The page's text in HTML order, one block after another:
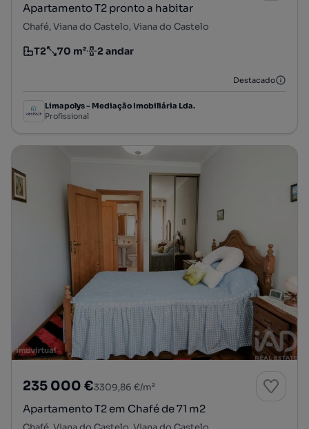
Apartamento T2 pronto a habitar
Chafé, Viana do Castelo, Viana do Castelo
Tipologia
T2
Preço por metro quadrado
70 m²
Andar 2 andar
Destacado
Limapolys - Mediação Imobiliária Lda.
Profissional
235 000 €3309,86 €/m²
Apartamento T2 em Chafé de 71 m2